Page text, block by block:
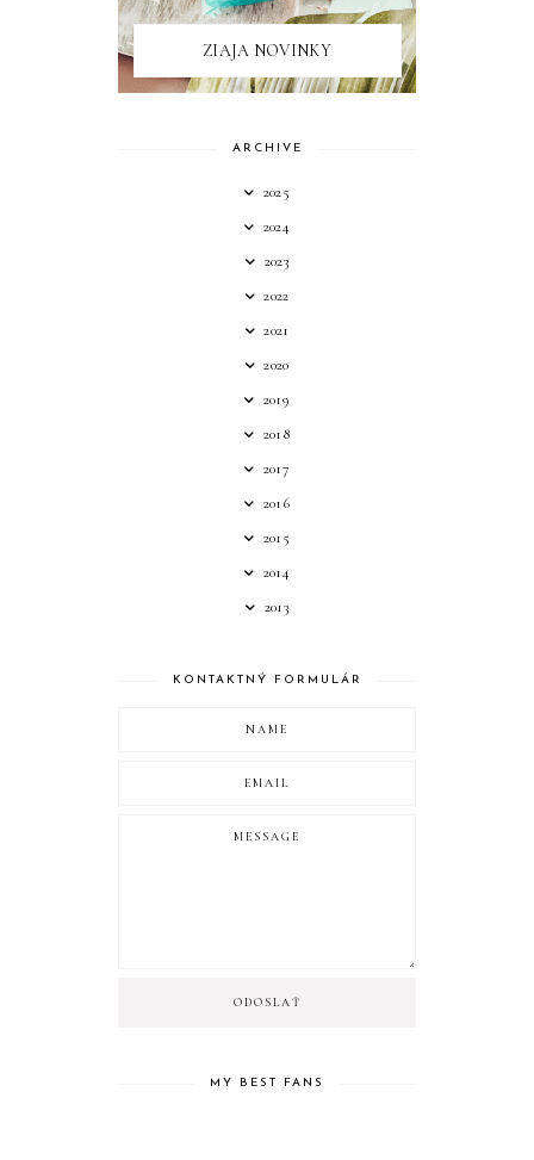
ZIAJA NOVINKY
ARCHIVE
2025
2024
2023
2022
2021
2020
2019
2018
2017
2016
2015
2014
2013
KONTAKTNÝ FORMULÁR
MY BEST FANS